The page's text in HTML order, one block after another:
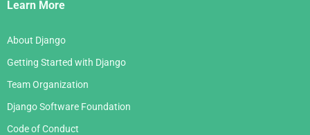
Learn More
About Django
Getting Started with Django
Team Organization
Django Software Foundation
Code of Conduct